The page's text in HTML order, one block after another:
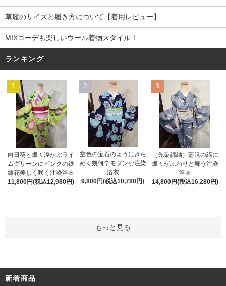
草履のサイズと履き方について【着用レビュー】
MIXコーデも楽しいウール着物スタイル！
ランキング
1
向日葵と蝶々浮かぶライ
ムグリーンにピンクの鉄
線花美しく咲く注染浴衣
11,800円(税込12,980円)
2
空色の宝石のようにきら
めく幾何学モダンな注染
浴衣
9,800円(税込10,780円)
3
（先染綿紬）藍鼠の縞に
蝶々がふわりと舞う注染
浴衣
14,800円(税込16,280円)
もっと見る
新着商品